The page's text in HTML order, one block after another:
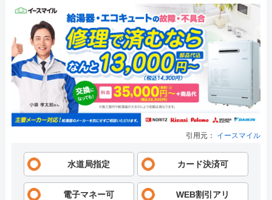
引用元： イースマイル
水道局指定 カード決済可
電子マネー可 WEB割引アリ